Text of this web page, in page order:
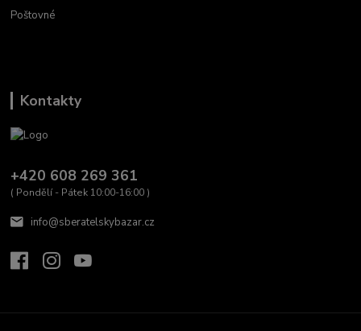
Poštovné
Kontakty
+420 608 269 361
( Pondělí - Pátek 10:00-16:00 )
info@sberatelskybazar.cz